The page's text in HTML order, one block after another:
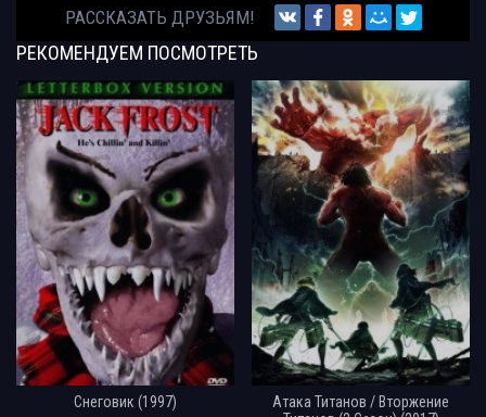
РАССКАЗАТЬ ДРУЗЬЯМ!
РЕКОМЕНДУЕМ ПОСМОТРЕТЬ
Снеговик (1997)
Атака Титанов / Вторжение